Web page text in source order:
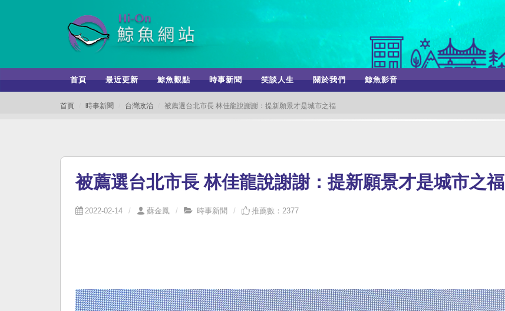
首頁 最近更新 鯨魚觀點 時事新聞 笑談人生 關於我們 鯨魚影音
首頁 時事新聞 台灣政治 被薦選台北市長 林佳龍說謝謝：提新願景才是城市之福
被薦選台北市長 林佳龍說謝謝：提新願景才是城市之福
2022-02-14 蘇金鳳 時事新聞 推薦數：2377